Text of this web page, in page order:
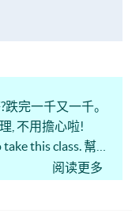
完一千又一千。
, 不用擔心啦!
this class. 幫
(粵語教學)阅读更多